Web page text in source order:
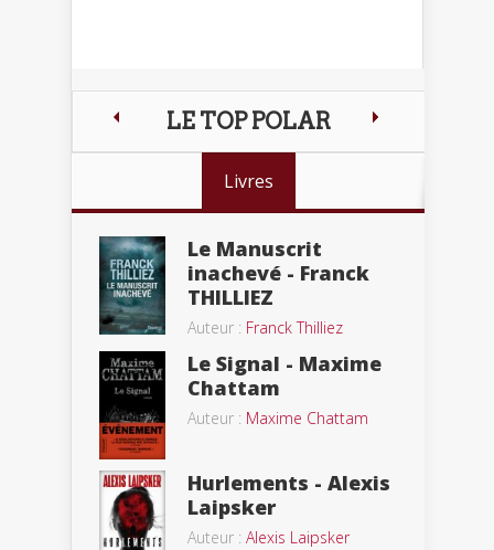
LE TOP POLAR
Livres
Le Manuscrit
inachevé - Franck
THILLIEZ
Auteur : Franck Thilliez
Le Signal - Maxime
Chattam
Auteur : Maxime Chattam
Hurlements - Alexis
Laipsker
Auteur : Alexis Laipsker